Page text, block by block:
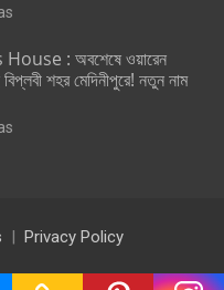
: অবশেষে ওয়ারেন
শহর মেদিনীপুরে! নতুন নাম
Privacy Policy